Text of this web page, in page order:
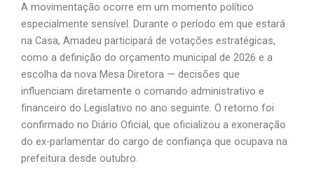
A movimentação ocorre em um momento político
especialmente sensível. Durante o período em que estará
na Casa, Amadeu participará de votações estratégicas,
como a definição do orçamento municipal de 2026 e a
escolha da nova Mesa Diretora — decisões que
influenciam diretamente o comando administrativo e
financeiro do Legislativo no ano seguinte. O retorno foi
confirmado no Diário Oficial, que oficializou a exoneração
do ex-parlamentar do cargo de confiança que ocupava na
prefeitura desde outubro.